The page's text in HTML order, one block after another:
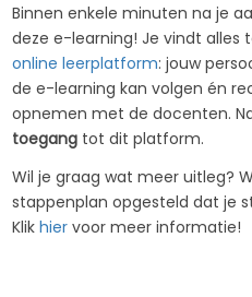
Binnen enkele minuten na je
deze e-learning! Je vindt alles
online leerplatform: jouw
de e-learning kan volgen én
opnemen met de docenten.
toegang tot dit platform.
Wil je graag wat meer uitleg?
stappenplan opgesteld dat je
Klikhier voor meer informatie!